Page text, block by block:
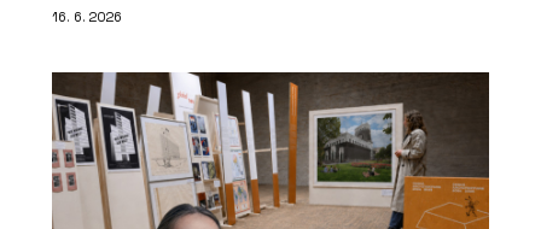
16. 6. 2026